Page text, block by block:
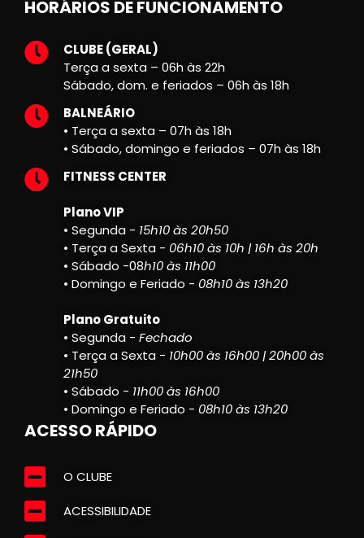
HORÁRIOS DE FUNCIONAMENTO
CLUBE (GERAL)
Terça a sexta – 06h às 22h
Sábado, dom. e feriados – 06h às 18h
BALNEÁRIO
• Terça a sexta – 07h às 18h
• Sábado, domingo e feriados – 07h às 18h
FITNESS CENTER
Plano VIP
• Segunda - 15h10 às 20h50
• Terça a Sexta - 06h10 às 10h | 16h às 20h
• Sábado -08h10 às 11h00
• Domingo e Feriado - 08h10 às 13h20
Plano Gratuito
• Segunda - Fechado
• Terça a Sexta - 10h00 às 16h00 | 20h00 às
21h50
• Sábado - 11h00 às 16h00
• Domingo e Feriado - 08h10 às 13h20
ACESSO RÁPIDO
O CLUBE
ACESSIBILIDADE